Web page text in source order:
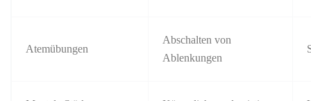
Atemübungen
Abschalten von
Ablenkungen